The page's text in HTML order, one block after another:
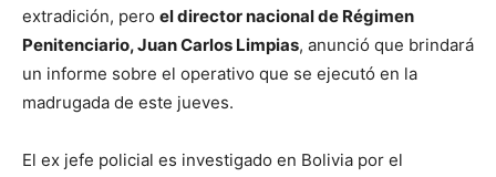
extradición, pero el director nacional de Régimen
Penitenciario, Juan Carlos Limpias, anunció que brindará
un informe sobre el operativo que se ejecutó en la
madrugada de este jueves.
El ex jefe policial es investigado en Bolivia por el